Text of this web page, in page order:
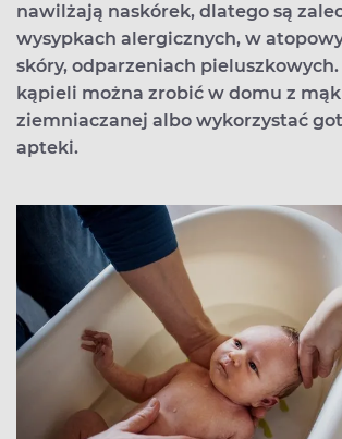
nawilżają naskórek, dlatego są
wysypkach alergicznych, w
skóry, odparzeniach
kąpieli można zrobić w domu z
ziemniaczanej albo wykorzystać
apteki.